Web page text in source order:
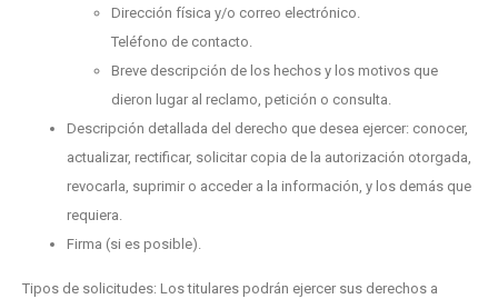
Dirección física y/o correo electrónico.
Teléfono de contacto.
Breve descripción de los hechos y los motivos que
dieron lugar al reclamo, petición o consulta.
Descripción detallada del derecho que desea ejercer: conocer,
actualizar, rectificar, solicitar copia de la autorización otorgada,
revocarla, suprimir o acceder a la información, y los demás que
requiera.
Firma (si es posible).
Tipos de solicitudes: Los titulares podrán ejercer sus derechos a